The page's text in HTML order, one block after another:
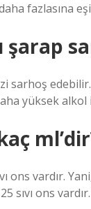
fazlasına
şarap
sarhoş edebilir.
yüksek
ons vardır.
sıvı ons